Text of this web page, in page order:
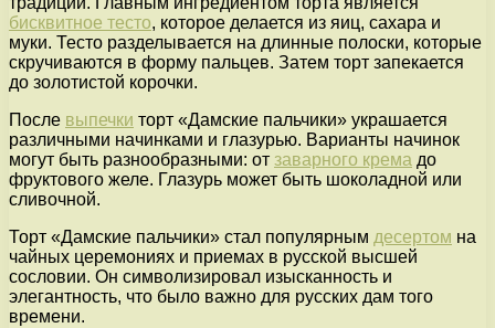
бисквитное тесто, которое делается из яиц, сахара и
муки. Тесто разделывается на длинные полоски, которые
скручиваются в форму пальцев. Затем торт запекается
до золотистой корочки.
После выпечки торт «Дамские пальчики» украшается
различными начинками и глазурью. Варианты начинок
могут быть разнообразными: от заварного крема до
фруктового желе. Глазурь может быть шоколадной или
сливочной.
Торт «Дамские пальчики» стал популярным десертом на
чайных церемониях и приемах в русской высшей
сословии. Он символизировал изысканность и
элегантность, что было важно для русских дам того
времени.